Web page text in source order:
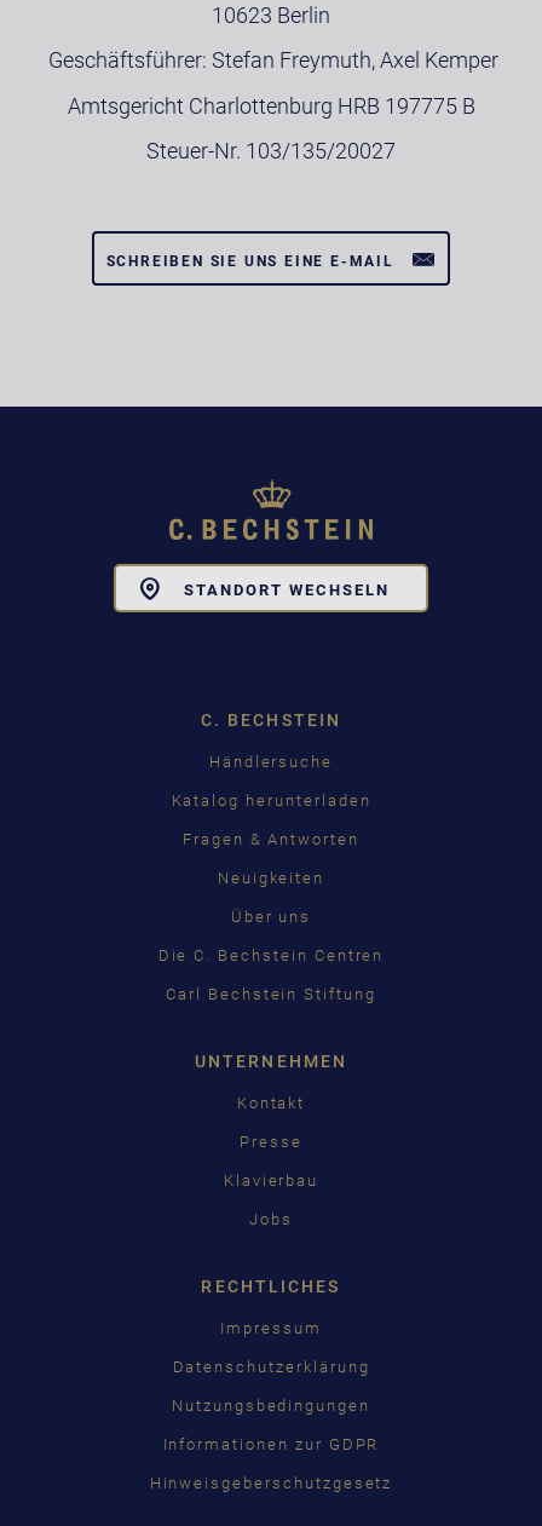
10623 Berlin
Geschäftsführer: Stefan Freymuth, Axel Kemper
Amtsgericht Charlottenburg HRB 197775 B
Steuer-Nr. 103/135/20027
SCHREIBEN SIE UNS EINE E-MAIL
STANDORT WECHSELN
C. BECHSTEIN
Händlersuche
Katalog herunterladen
Fragen & Antworten
Neuigkeiten
Über uns
Die C. Bechstein Centren
Carl Bechstein Stiftung
UNTERNEHMEN
Kontakt
Presse
Klavierbau
Jobs
RECHTLICHES
Impressum
Datenschutzerklärung
Nutzungsbedingungen
Informationen zur GDPR
Hinweisgeberschutzgesetz